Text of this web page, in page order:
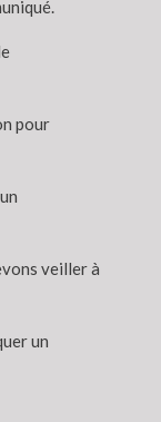
pour
veiller à
un